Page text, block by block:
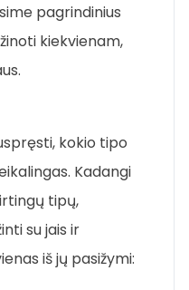
pagrindinius
kiekvienam,
kokio tipo
Kadangi
tipų,
su jais ir
iš jų pasižymi: